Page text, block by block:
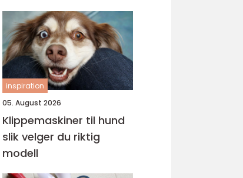
inspiration
05. August 2026
Klippemaskiner til hund
slik velger du riktig
modell